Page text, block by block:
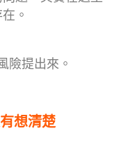
。
險提出來。
想清楚